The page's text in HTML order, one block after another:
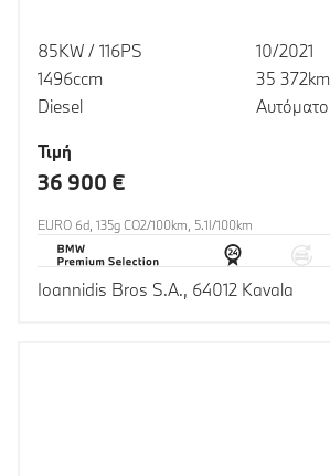
85KW / 116PS
1496ccm
Diesel
10/2021
35 372km
Αυτόματο
Τιμή
36 900 €
EURO 6d, 135g CO2/100km, 5.1l/100km
Ioannidis Bros S.A., 64012 Kavala